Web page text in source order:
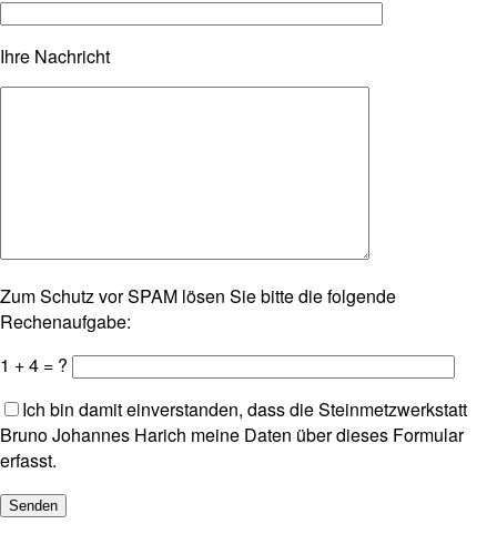
Bitte lasse dieses Feld leer.
Ihre Nachricht
Zum Schutz vor SPAM lösen Sie bitte die folgende
Rechenaufgabe:
1 + 4 = ?
Ich bin damit einverstanden, dass die Steinmetzwerkstatt
Bruno Johannes Harich meine Daten über dieses Formular
erfasst.